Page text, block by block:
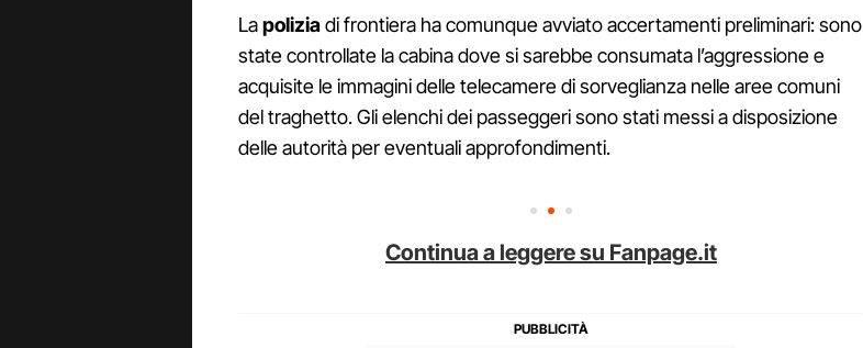
Lapoliziadi frontiera ha comunque avviato accertamenti preliminari: sono
state controllate la cabina dove si sarebbe consumata l’aggressione e
acquisite le immagini delle telecamere di sorveglianza nelle aree comuni
del traghetto. Gli elenchi dei passeggeri sono stati messi a disposizione
delle autorità per eventuali approfondimenti.
Continua a leggere su Fanpage.it